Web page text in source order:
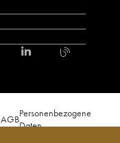
AGBPersonenbezogene
Daten